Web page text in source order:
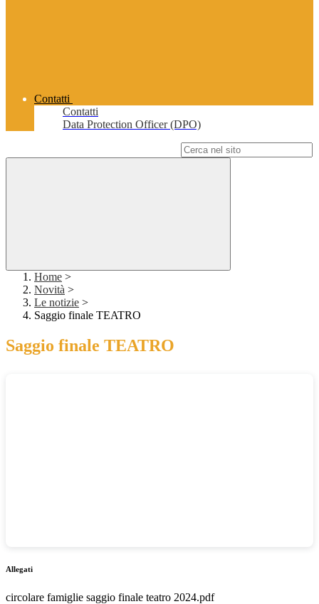
Contatti
Contatti
Data Protection Officer (DPO)
Home >
Novità >
Le notizie >
Saggio finale TEATRO
Saggio finale TEATRO
Allegati
circolare famiglie saggio finale teatro 2024.pdf